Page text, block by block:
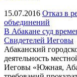
15.07.2016 Отказ в
объединений
В Абакане суд
Свидетелей Иеговы
Абаканский
деятельность
Иеговы «Южная,